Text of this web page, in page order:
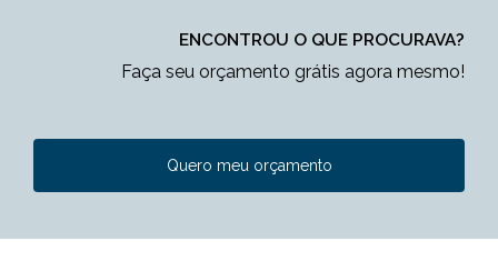
ENCONTROU O QUE PROCURAVA?
Faça seu orçamento grátis agora mesmo!
Quero meu orçamento